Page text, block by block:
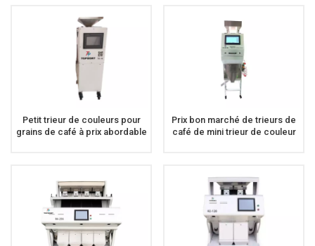
Petit trieur de couleurs pour
grains de café à prix abordable
Prix bon marché de trieurs de
café de mini trieur de couleur